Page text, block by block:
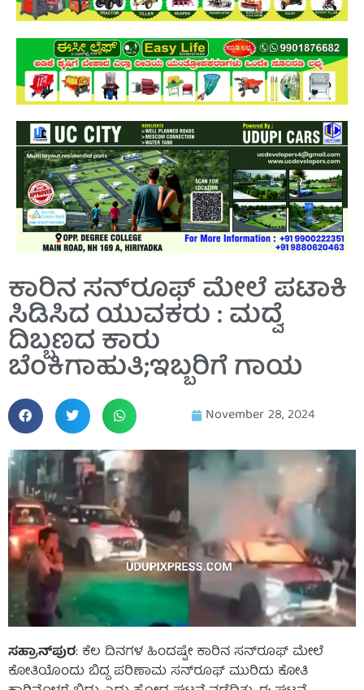
ಕಾರಿನ ಸನ್‌ರೂಫ್‌ ಮೇಲೆ ಪಟಾಕಿ
ಸಿಡಿಸಿದ ಯುವಕರು : ಮದ್ವೆ
ದಿಬ್ಬಣದ ಕಾರು
ಬೆಂಕಿಗಾಹುತಿ;ಇಬ್ಬರಿಗೆ ಗಾಯ
November 28, 2024
ಸಹ್ರಾನ್‌ಪುರ: ಕೆಲ ದಿನಗಳ ಹಿಂದಷ್ಟೇ ಕಾರಿನ ಸನ್‌ರೂಫ್‌ ಮೇಲೆ
ಕೋತಿಯೊಂದು ಬಿದ್ದ ಪರಿಣಾಮ ಸನ್‌ರೂಫ್ ಮುರಿದು ಕೋತಿ